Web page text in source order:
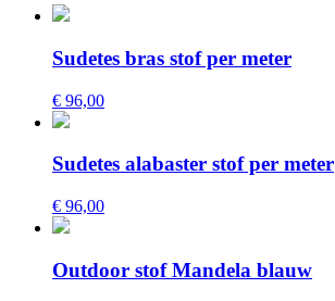
Sudetes bras stof per meter
€ 96,00
Sudetes alabaster stof per meter
€ 96,00
Outdoor stof Mandela blauw